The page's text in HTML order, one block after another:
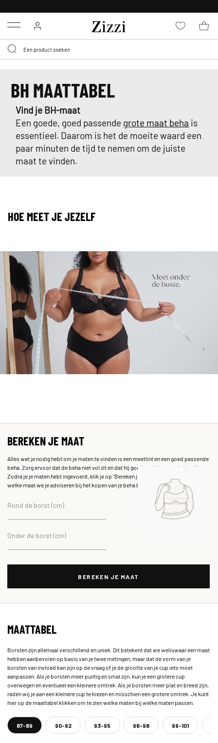
Menu
BH MAATTABEL
Vind je BH-maat
Een goede, goed passende grote maat beha is
essentieel. Daarom is het de moeite waard een
paar minuten de tijd te nemen om de juiste
maat te vinden.
HOE MEET JE JEZELF
BEREKEN JE MAAT
Alles wat je nodig hebt om je maten te vinden is een meetlint en een goed passende
beha. Zorg ervoor dat de beha niet vol zit en dat hij goed vastzit maar niet knelt.
Zodra je je maten hebt ingevoerd, klik je op "Bereken je maat" en dan kun je zien
welke maat we je adviseren bij het kopen van je beha bij Zizzi.
Rond de borst (cm)
Onder de borst (cm)
BEREKEN JE MAAT
MAATTABEL
Borsten zijn allemaal verschillend en uniek. Dit betekent dat we weliswaar een maat
hebben aanbevolen op basis van je twee metingen, maar dat de vorm van je
borsten van invloed kan zijn op de vraag of je de grootte van je cup iets moet
aanpassen. Als je borsten meer puntig en smal zijn, kun je een grotere cup
overwegen en eventueel een kleinere omtrek. Als je borsten meer plat en breed zijn,
raden wij je aan een kleinere cup te kiezen en misschien een grotere omtrek. Je kunt
hier op de maattabel klikken om te zien welke maten bij welke maten passen.
87-89 90-92 93-95 96-98 99-101